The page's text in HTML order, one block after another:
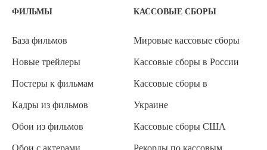
ФИЛЬМЫ
База фильмов
Новые трейлеры
Постеры к фильмам
Кадры из фильмов
Обои из фильмов
Обои с актерами
КАССОВЫЕ СБОРЫ
Мировые кассовые сборы
Кассовые сборы в России
Кассовые сборы в
Украине
Кассовые сборы США
Рекорды по кассовым